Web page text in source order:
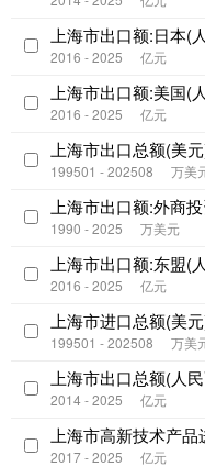
上海市出口额:日本(
2016 - 2025 亿元
上海市出口额:美国(
2016 - 2025 亿元
上海市出口总额(美
199501 - 202508 万美
上海市出口额:外商
1990 - 2025 万美元
上海市出口额:东盟(
2016 - 2025 亿元
上海市进口总额(美
199501 - 202508 万美
上海市出口总额(人
2014 - 2025 亿元
上海市高新技术产
2017 - 2025 亿元